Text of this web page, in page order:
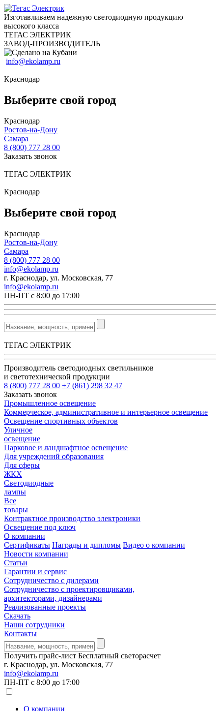
Изготавливаем надежную светодиодную продукцию
высокого класса
ТЕГАС ЭЛЕКТРИК
ЗАВОД-ПРОИЗВОДИТЕЛЬ
info@ekolamp.ru
Краснодар
Выберите свой город
Краснодар
Ростов-на-Дону
Самара
8 (800) 777 28 00
Заказать звонок
ТЕГАС ЭЛЕКТРИК
Краснодар
Выберите свой город
Краснодар
Ростов-на-Дону
Самара
8 (800) 777 28 00
info@ekolamp.ru
г. Краснодар, ул. Московская, 77
info@ekolamp.ru
ПН-ПТ с 8:00 до 17:00
ТЕГАС ЭЛЕКТРИК
Производитель светодиодных светильников
и светотехнической продукции
8 (800) 777 28 00 +7 (861) 298 32 47
Заказать звонок
Промышленное освещение
Коммерческое, административное и интерьерное освещение
Освещение спортивных объектов
Уличное
освещение
Парковое и ландшафтное освещение
Для учреждений образования
Для сферы
ЖКХ
Светодиодные
лампы
Все
товары
Контрактное производство электроники
Освещение под ключ
О компании
Сертификаты Награды и дипломы Видео о компании
Новости компании
Статьи
Гарантии и сервис
Сотрудничество с дилерами
Сотрудничество с проектировщиками,
архитекторами, дизайнерами
Реализованные проекты
Скачать
Наши сотрудники
Контакты
Получить прайс-лист Бесплатный светорасчет
г. Краснодар, ул. Московская, 77
info@ekolamp.ru
ПН-ПТ с 8:00 до 17:00
О компании